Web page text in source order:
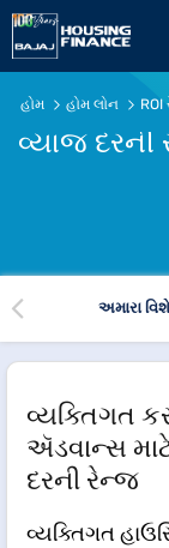
હોમ હોમ લોન
વ્યાજ દરની
અમારા વિશે
વ્યક્તિગત
ઍડવાન્સ
દરની રેન્જ
વ્યક્તિગત